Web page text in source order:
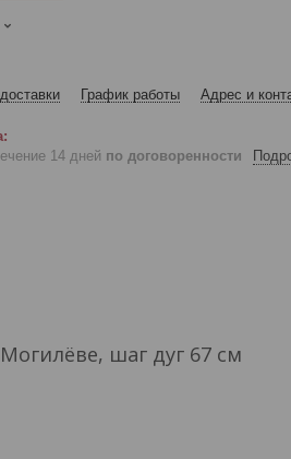
График работы Адрес и
14 дней по договоренности
шаг дуг 67 см